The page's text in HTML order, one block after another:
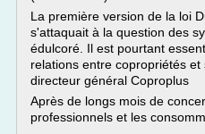
La première version de la loi
s'attaquait à la question des
édulcoré. Il est pourtant
relations entre copropriétés et
directeur général Coproplus
Après de longs mois de
professionnels et les